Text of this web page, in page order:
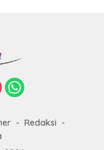
Redaksi